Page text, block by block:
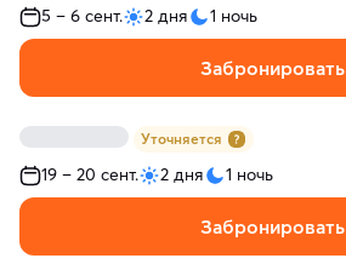
5 – 6 сент. 2 дня 1 ночь
Забронировать
Уточняется
19 – 20 сент. 2 дня 1 ночь
Забронировать